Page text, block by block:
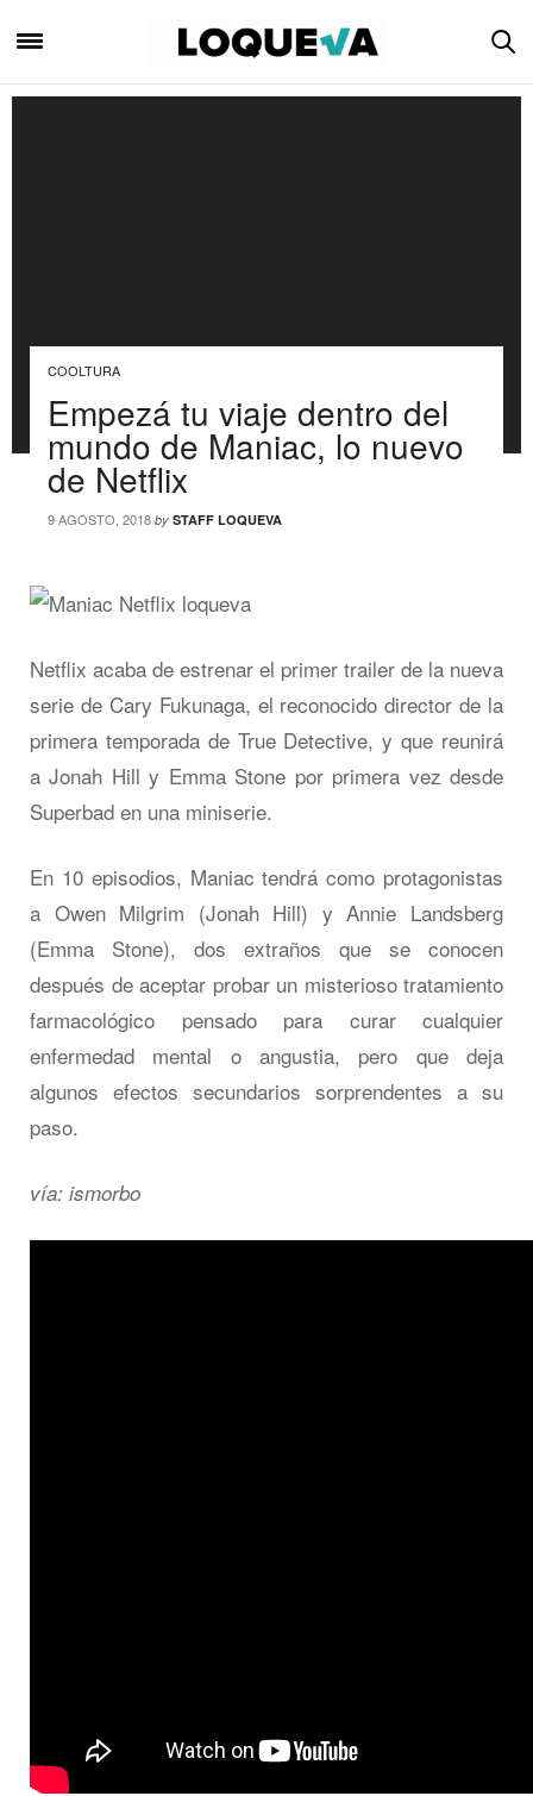
COOLTURA
Empezá tu viaje dentro del
mundo de Maniac, lo nuevo
de Netflix
9 AGOSTO, 2018 by STAFF LOQUEVA
Netflix acaba de estrenar el primer trailer de la nueva
serie de Cary Fukunaga, el reconocido director de la
primera temporada de True Detective, y que reunirá
a Jonah Hill y Emma Stone por primera vez desde
Superbad en una miniserie.
En 10 episodios, Maniac tendrá como protagonistas
a Owen Milgrim (Jonah Hill) y Annie Landsberg
(Emma Stone), dos extraños que se conocen
después de aceptar probar un misterioso tratamiento
farmacológico pensado para curar cualquier
enfermedad mental o angustia, pero que deja
algunos efectos secundarios sorprendentes a su
paso.
vía: ismorbo